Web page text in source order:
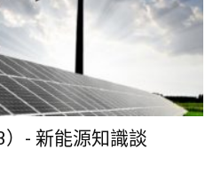
- 新能源知識談